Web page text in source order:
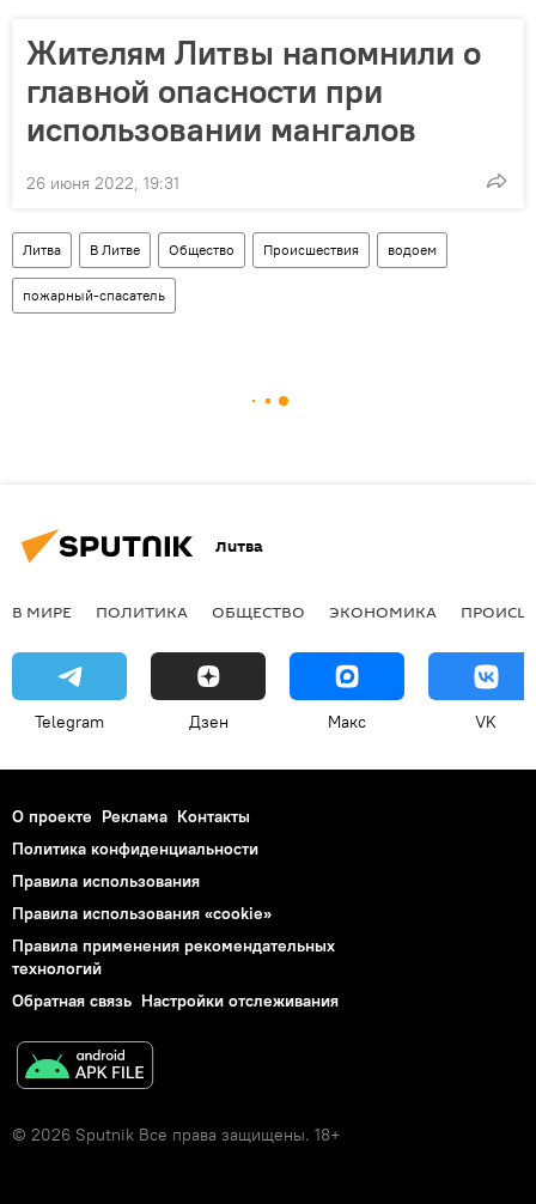
Жителям Литвы напомнили о
главной опасности при
использовании мангалов
26 июня 2022, 19:31
Литва В Литве Общество Происшествия водоем
пожарный-спасатель
Литва
В МИРЕ ПОЛИТИКА ОБЩЕСТВО ЭКОНОМИКА
Telegram Дзен Макс VK
О проекте Реклама Контакты
Политика конфиденциальности
Правила использования
Правила использования «cookie»
Правила применения рекомендательных
технологий
Обратная связь Настройки отслеживания
© 2026 Sputnik Все права защищены. 18+